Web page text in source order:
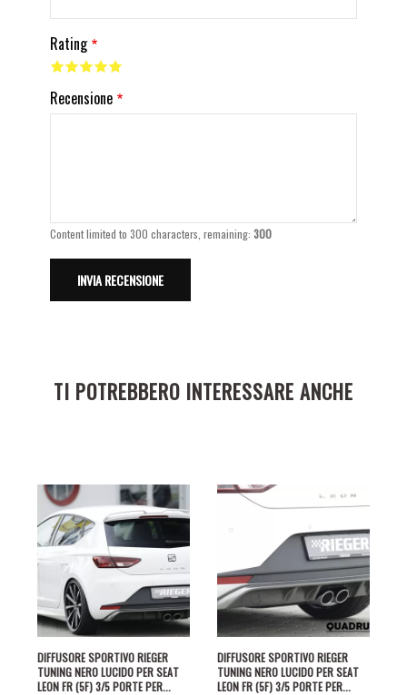
Rating
Recensione
Content limited to 300 characters, remaining:300
TI POTREBBERO INTERESSARE ANCHE
DIFFUSORE SPORTIVO RIEGER
TUNING NERO LUCIDO PER SEAT
LEON FR (5F) 3/5 PORTE PER...
DIFFUSORE SPORTIVO RIEGER
TUNING NERO LUCIDO PER SEAT
LEON FR (5F) 3/5 PORTE PER...